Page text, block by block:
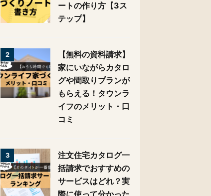
ートの作り方【3ス
テップ】
2
【無料の資料請求】
家にいながらカタロ
グや間取りプランが
もらえる！タウンラ
イフのメリット・口
コミ
3
注文住宅カタログ一
括請求でおすすめの
サービスはどれ？実